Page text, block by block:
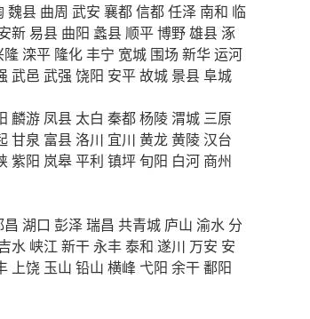
魏县 曲周 武安 襄都信都任泽 南和 临
新易县 曲阳 蠡县 顺平博野雄县涿
隆 滦平 隆化丰宁 宽城 围场 新华运河
武邑 武强 饶阳 安平故城 景县阜城
麟游 凤县 太白 秦都杨陵渭城 三原
甘泉 富县洛川 宜川 黄龙黄陵汉台
紫阳 岚皋平利 镇坪旬阳 白河 商州
昌 湖口 彭泽瑞昌 共青城 庐山 渝水 分
水 峡江 新干 永丰泰和 遂川 万安 安
上饶 玉山 铅山 横峰 弋阳 余干鄱阳